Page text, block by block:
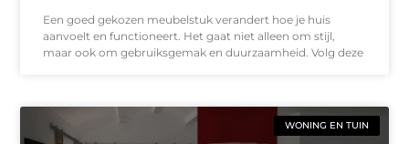
Een goed gekozen meubelstuk verandert hoe je huis
aanvoelt en functioneert. Het gaat niet alleen om stijl,
maar ook om gebruiksgemak en duurzaamheid. Volg deze
WONING EN TUIN